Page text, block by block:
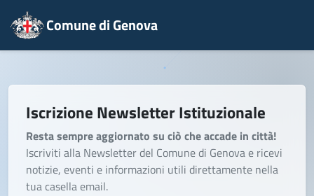
Comune di Genova
Iscrizione Newsletter Istituzionale
Resta sempre aggiornato su ciò che accade in città!
Iscriviti alla Newsletter del Comune di Genova e ricevi
notizie, eventi e informazioni utili direttamente nella
tua casella email.